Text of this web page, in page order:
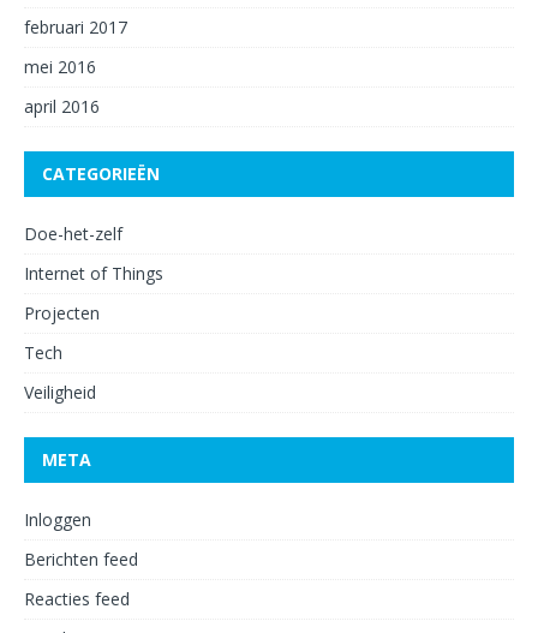
februari 2017
mei 2016
april 2016
CATEGORIEËN
Doe-het-zelf
Internet of Things
Projecten
Tech
Veiligheid
META
Inloggen
Berichten feed
Reacties feed